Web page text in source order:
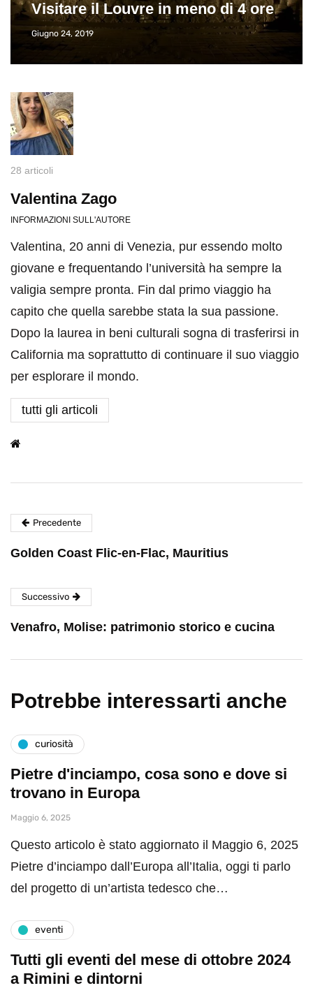
Visitare il Louvre in meno di 4 ore
Giugno 24, 2019
28 articoli
Valentina Zago
INFORMAZIONI SULL'AUTORE
Valentina, 20 anni di Venezia, pur essendo molto
giovane e frequentando l’università ha sempre la
valigia sempre pronta. Fin dal primo viaggio ha
capito che quella sarebbe stata la sua passione.
Dopo la laurea in beni culturali sogna di trasferirsi in
California ma soprattutto di continuare il suo viaggio
per esplorare il mondo.
tutti gli articoli
Precedente
Golden Coast Flic-en-Flac, Mauritius
Successivo
Venafro, Molise: patrimonio storico e cucina
Potrebbe interessarti anche
curiosità
Pietre d'inciampo, cosa sono e dove si
trovano in Europa
Maggio 6, 2025
Questo articolo è stato aggiornato il Maggio 6, 2025
Pietre d’inciampo dall’Europa all’Italia, oggi ti parlo
del progetto di un’artista tedesco che…
eventi
Tutti gli eventi del mese di ottobre 2024
a Rimini e dintorni